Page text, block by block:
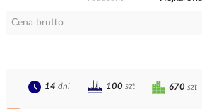
Cena brutto
670 szt
14 dni 100 szt